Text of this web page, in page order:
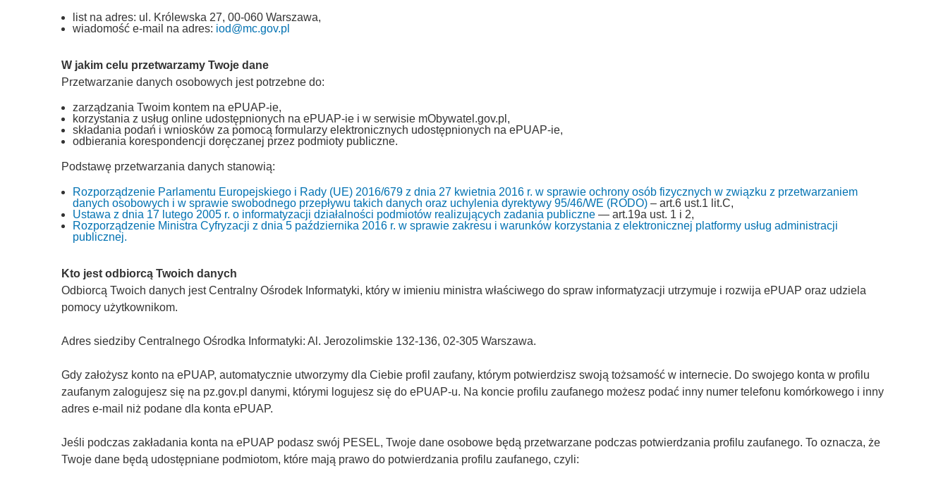
list na adres: ul. Królewska 27, 00-060 Warszawa,
wiadomość e-mail na adres: iod@mc.gov.pl
W jakim celu przetwarzamy Twoje dane
Przetwarzanie danych osobowych jest potrzebne do:
zarządzania Twoim kontem na ePUAP-ie,
korzystania z usług online udostępnionych na ePUAP-ie i w serwisie mObywatel.gov.pl,
składania podań i wniosków za pomocą formularzy elektronicznych udostępnionych na ePUAP-ie,
odbierania korespondencji doręczanej przez podmioty publiczne.
Podstawę przetwarzania danych stanowią:
Rozporządzenie Parlamentu Europejskiego i Rady (UE) 2016/679 z dnia 27 kwietnia 2016 r. w sprawie ochrony osób fizycznych w związku z przetwarzaniem
danych osobowych i w sprawie swobodnego przepływu takich danych oraz uchylenia dyrektywy 95/46/WE (RODO) – art.6 ust.1 lit.C,
Ustawa z dnia 17 lutego 2005 r. o informatyzacji działalności podmiotów realizujących zadania publiczne — art.19a ust. 1 i 2,
Rozporządzenie Ministra Cyfryzacji z dnia 5 października 2016 r. w sprawie zakresu i warunków korzystania z elektronicznej platformy usług administracji
publicznej.
Kto jest odbiorcą Twoich danych
Odbiorcą Twoich danych jest Centralny Ośrodek Informatyki, który w imieniu ministra właściwego do spraw informatyzacji utrzymuje i rozwija ePUAP oraz udziela
pomocy użytkownikom.
Adres siedziby Centralnego Ośrodka Informatyki: Al. Jerozolimskie 132-136, 02-305 Warszawa.
Gdy założysz konto na ePUAP, automatycznie utworzymy dla Ciebie profil zaufany, którym potwierdzisz swoją tożsamość w internecie. Do swojego konta w profilu
zaufanym zalogujesz się na pz.gov.pl danymi, którymi logujesz się do ePUAP-u. Na koncie profilu zaufanego możesz podać inny numer telefonu komórkowego i inny
adres e-mail niż podane dla konta ePUAP.
Jeśli podczas zakładania konta na ePUAP podasz swój PESEL, Twoje dane osobowe będą przetwarzane podczas potwierdzania profilu zaufanego. To oznacza, że
Twoje dane będą udostępniane podmiotom, które mają prawo do potwierdzania profilu zaufanego, czyli: